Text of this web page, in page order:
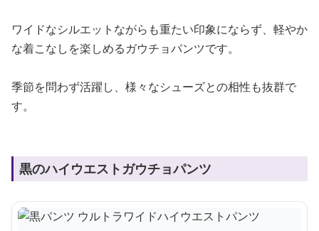
ワイドなシルエットながらも重たい印象にならず、軽やか
な着こなしを楽しめるガウチョパンツです。
季節を問わず活躍し、様々なシューズとの相性も抜群で
す。
黒のハイウエストガウチョパンツ